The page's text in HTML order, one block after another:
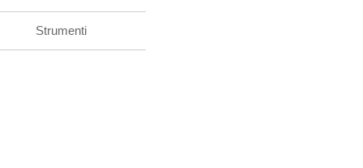
Strumenti